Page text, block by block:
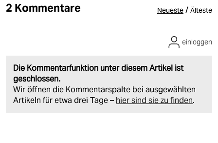
2 Kommentare Neueste / Älteste
Die Kommentarfunktion unter diesem Artikel ist
geschlossen.
Wir öffnen die Kommentarspalte bei ausgewählten
Artikeln für etwa drei Tage – hier sind sie zu finden.
einloggen